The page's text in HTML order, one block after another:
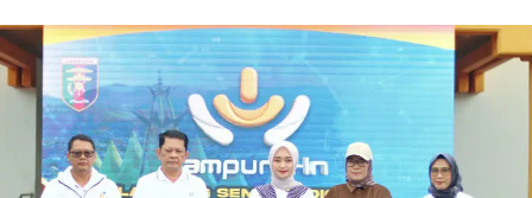
lokal
dan
dinamis,
memiliki
kisaran
harga
iklan